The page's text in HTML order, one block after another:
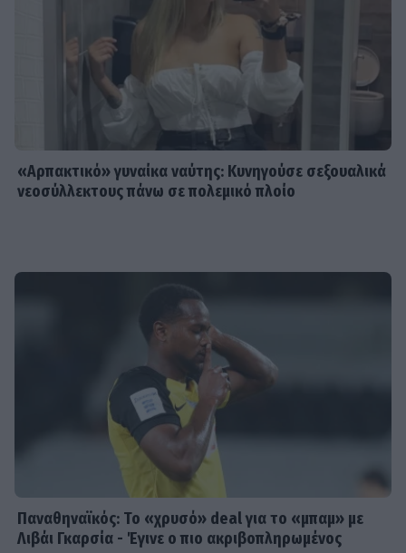
«Αρπακτικό» γυναίκα ναύτης: Κυνηγούσε σεξουαλικά
νεοσύλλεκτους πάνω σε πολεμικό πλοίο
Παναθηναϊκός: Το «χρυσό» deal για το «μπαμ» με
Λιβάι Γκαρσία - Έγινε ο πιο ακριβοπληρωμένος